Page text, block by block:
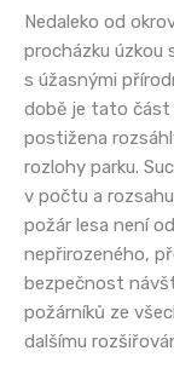
Nedaleko od
procházku úzkou
s úžasnými
době je tato část
postižena
rozlohy parku.
v počtu a
požár lesa není
nepřirozeného,
bezpečnost
požárníků ze
dalšímu